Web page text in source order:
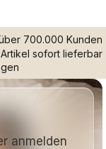
700.000 Kunden
Artikel sofort lieferbar
anmelden